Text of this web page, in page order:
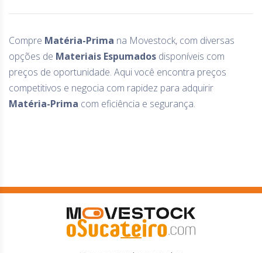
Compre Matéria-Prima na Movestock, com diversas
opções de Materiais Espumados disponíveis com
preços de oportunidade. Aqui você encontra preços
competitivos e negocia com rapidez para adquirir
Matéria-Prima com eficiência e segurança.